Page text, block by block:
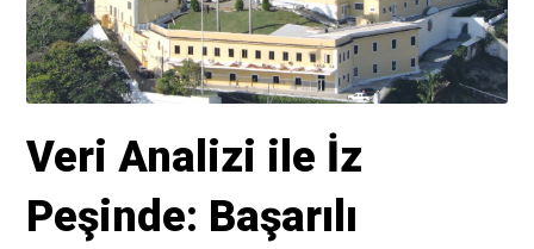
Veri Analizi ile İz
Peşinde: Başarılı